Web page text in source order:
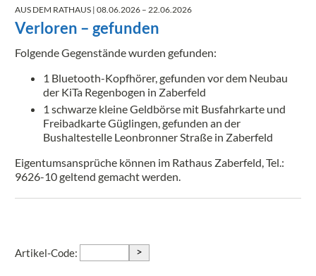
AUS DEM RATHAUS | 08.06.2026 – 22.06.2026
Verloren – gefunden
Folgende Gegenstände wurden gefunden:
1 Bluetooth-Kopfhörer, gefunden vor dem Neubau
der KiTa Regenbogen in Zaberfeld
1 schwarze kleine Geldbörse mit Busfahrkarte und
Freibadkarte Güglingen, gefunden an der
Bushaltestelle Leonbronner Straße in Zaberfeld
Eigentumsansprüche können im Rathaus Zaberfeld, Tel.:
9626-10 geltend gemacht werden.
Artikel-Code: >